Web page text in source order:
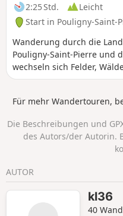
2:25 Std.
Leicht
Start in Pouligny-Saint-
Wanderung durch die
Pouligny-Saint-Pierre und
wechseln sich Felder,
Die Durchquerung des
feucht sein und nach
unpassierbar werden. Die
auch vom Zentrum von
aus begonnen werden,
Richtung Champ Cornu
der Rue Ernest Dupont
auf dem Rückweg rechts
Für mehr Wandertouren,
Die Beschreibungen und
des Autors/der Autorin.
AUTOR
kl36
40